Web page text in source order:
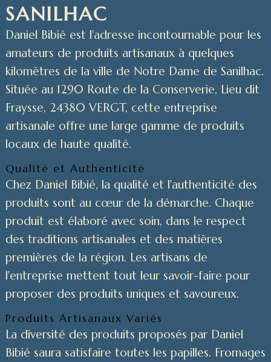
SANILHAC
Daniel Bibié est l'adresse incontournable pour les
amateurs de produits artisanaux à quelques
kilomètres de la ville de Notre Dame de Sanilhac.
Située au 1290 Route de la Conserverie, Lieu dit
Fraysse, 24380 VERGT, cette entreprise
artisanale offre une large gamme de produits
locaux de haute qualité.
Qualité et Authenticité
Chez Daniel Bibié, la qualité et l'authenticité des
produits sont au cœur de la démarche. Chaque
produit est élaboré avec soin, dans le respect
des traditions artisanales et des matières
premières de la région. Les artisans de
l'entreprise mettent tout leur savoir-faire pour
proposer des produits uniques et savoureux.
Produits Artisanaux Variés
La diversité des produits proposés par Daniel
Bibié saura satisfaire toutes les papilles. Fromages